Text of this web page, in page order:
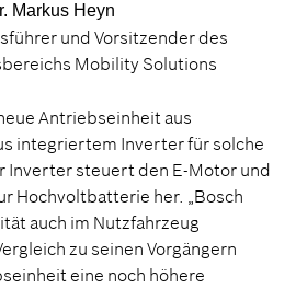
Markus Heyn
und Vorsitzender des
Mobility Solutions
Antriebseinheit aus
integriertem Inverter für solche
Inverter steuert den E-Motor und
Hochvoltbatterie her. „Bosch
auch im Nutzfahrzeug
zu seinen Vorgängern
eine noch höhere